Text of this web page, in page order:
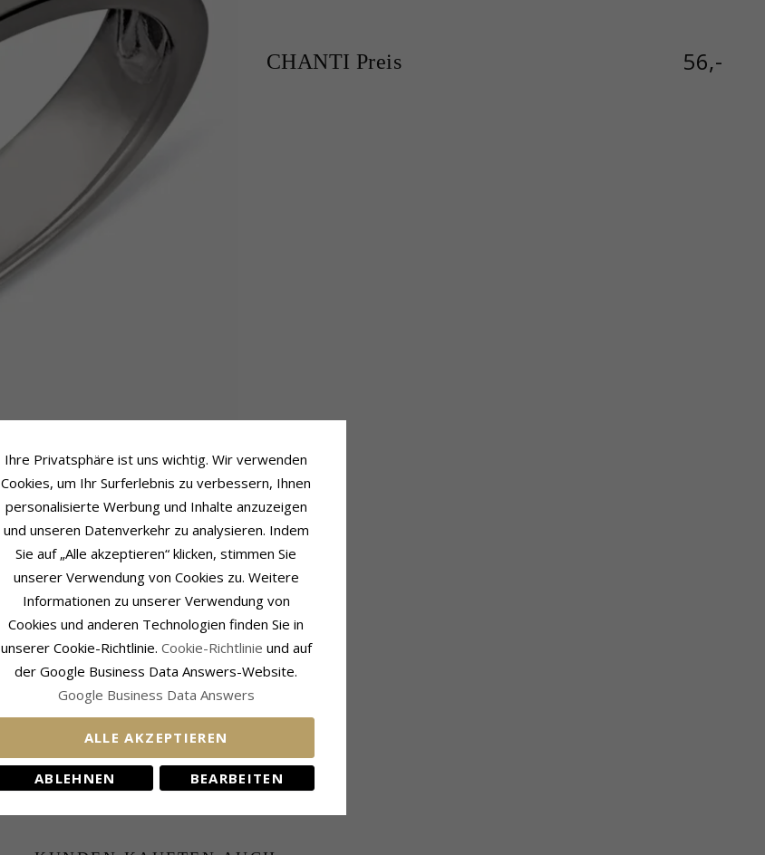
CHANTI Preis 56,-
Größe Auf Lager: 4-5 Werktage
Ihre Privatsphäre ist uns wichtig. Wir verwenden
Cookies, um Ihr Surferlebnis zu verbessern, Ihnen
personalisierte Werbung und Inhalte anzuzeigen
und unseren Datenverkehr zu analysieren. Indem
Sie auf „Alle akzeptieren“ klicken, stimmen Sie
unserer Verwendung von Cookies zu. Weitere
Informationen zu unserer Verwendung von
Cookies und anderen Technologien finden Sie in
unserer Cookie-Richtlinie. Cookie-Richtlinie und auf
der Google Business Data Answers-Website.
Google Business Data Answers
ALLE AKZEPTIEREN
ABLEHNEN BEARBEITEN